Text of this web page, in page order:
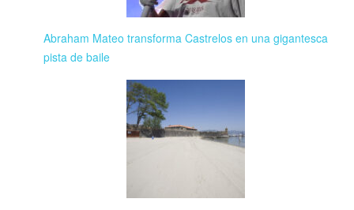
Abraham Mateo transforma Castrelos en una gigantesca
pista de baile